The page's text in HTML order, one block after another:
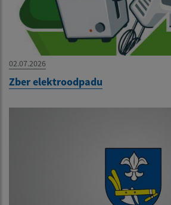
02.07.2026
Zber elektroodpadu